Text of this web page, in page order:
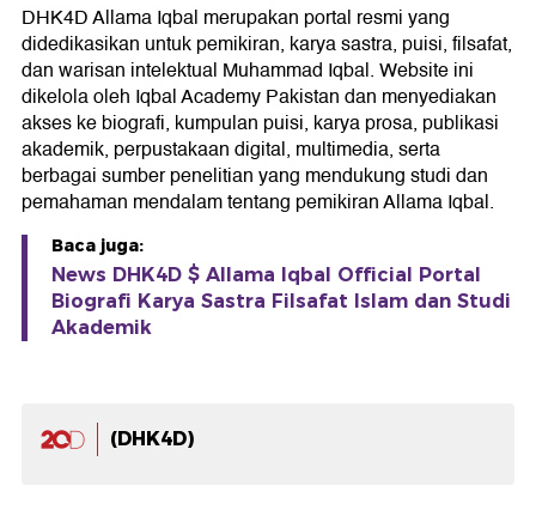
DHK4D Allama Iqbal merupakan portal resmi yang
didedikasikan untuk pemikiran, karya sastra, puisi, filsafat,
dan warisan intelektual Muhammad Iqbal. Website ini
dikelola oleh Iqbal Academy Pakistan dan menyediakan
akses ke biografi, kumpulan puisi, karya prosa, publikasi
akademik, perpustakaan digital, multimedia, serta
berbagai sumber penelitian yang mendukung studi dan
pemahaman mendalam tentang pemikiran Allama Iqbal.
Baca juga:
News DHK4D $ Allama Iqbal Official Portal
Biografi Karya Sastra Filsafat Islam dan Studi
Akademik
(DHK4D)